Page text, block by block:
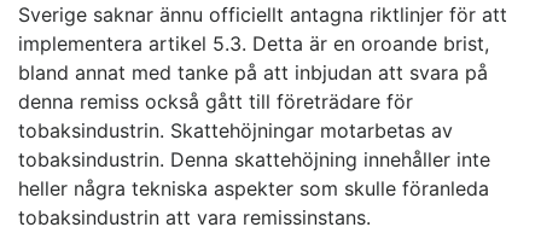
Sverige saknar ännu officiellt antagna riktlinjer för att
implementera artikel 5.3. Detta är en oroande brist,
bland annat med tanke på att inbjudan att svara på
denna remiss också gått till företrädare för
tobaksindustrin. Skattehöjningar motarbetas av
tobaksindustrin. Denna skattehöjning innehåller inte
heller några tekniska aspekter som skulle föranleda
tobaksindustrin att vara remissinstans.